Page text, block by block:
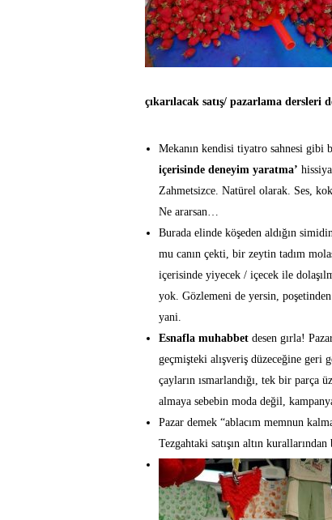
çıkarılacak satış/ pazarlama dersleri
Mekanın kendisi tiyatro sahnesi gibi
içerisinde deneyim yaratma’
Zahmetsizce. Natürel olarak. Ses,
Ne ararsan…
Burada elinde köşeden aldığın
mu canın çekti, bir zeytin tadım
içerisinde yiyecek / içecek ile
yok. Gözlemeni de yersin, poşetinden
yani.
Esnafla muhabbetdesen gırla!
geçmişteki alışveriş düzeceğine
çayların ısmarlandığı, tek bir parça
almaya sebebin moda değil,
Pazar demek “ablacım memnun
Tezgahtaki satışın altın